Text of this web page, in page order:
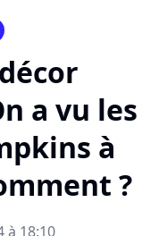
a vu les
à
?
à 18:10